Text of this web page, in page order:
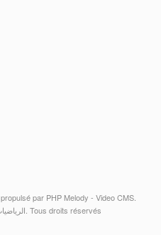
MATHEMATIQUE الرياضيات جميع المستويات propulsé par PHP Melody - Video CMS.
© 2026 MATHEMATIQUE الرياضيات جميع المستويات. Tous droits réservés